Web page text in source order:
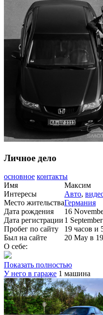
Личное дело
основное контакты
Имя
Максим
Интересы
Авто,
Место жительстваГермания
Дата рождения
16
Дата регистрации 1
Пробег по сайту
19 часов и
Был на сайте
20 May в
О себе:
Показать полностью
У него в гараже 1 машина